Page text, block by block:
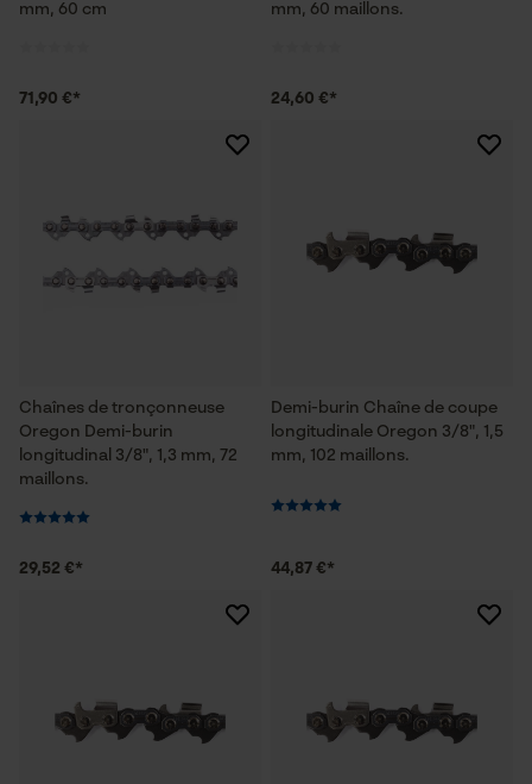
mm, 60 cm
71,90 €*
mm, 60 maillons.
24,60 €*
Chaînes de tronçonneuse
Oregon Demi-burin
longitudinal 3/8", 1,3 mm, 72
maillons.
29,52 €*
Demi-burin Chaîne de coupe
longitudinale Oregon 3/8", 1,5
mm, 102 maillons.
44,87 €*